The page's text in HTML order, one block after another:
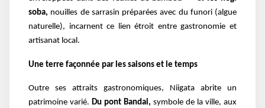
soba, nouilles de sarrasin préparées avec du funori (algue
naturelle), incarnent ce lien étroit entre gastronomie et
artisanat local.
Une terre façonnée par les saisons et le temps
Outre ses attraits gastronomiques, Niigata abrite un
patrimoine varié. Du pont Bandai, symbole de la ville, aux